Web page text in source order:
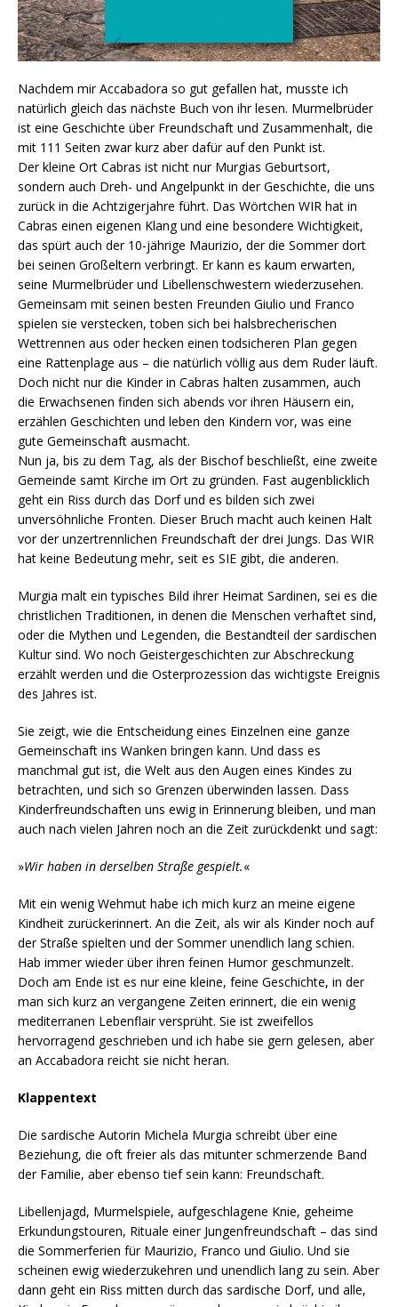
Nachdem mir Accabadora so gut gefallen hat, musste ich
natürlich gleich das nächste Buch von ihr lesen. Murmelbrüder
ist eine Geschichte über Freundschaft und Zusammenhalt, die
mit 111 Seiten zwar kurz aber dafür auf den Punkt ist.
Der kleine Ort Cabras ist nicht nur Murgias Geburtsort,
sondern auch Dreh- und Angelpunkt in der Geschichte, die uns
zurück in die Achtzigerjahre führt. Das Wörtchen WIR hat in
Cabras einen eigenen Klang und eine besondere Wichtigkeit,
das spürt auch der 10-jährige Maurizio, der die Sommer dort
bei seinen Großeltern verbringt. Er kann es kaum erwarten,
seine Murmelbrüder und Libellenschwestern wiederzusehen.
Gemeinsam mit seinen besten Freunden Giulio und Franco
spielen sie verstecken, toben sich bei halsbrecherischen
Wettrennen aus oder hecken einen todsicheren Plan gegen
eine Rattenplage aus – die natürlich völlig aus dem Ruder läuft.
Doch nicht nur die Kinder in Cabras halten zusammen, auch
die Erwachsenen finden sich abends vor ihren Häusern ein,
erzählen Geschichten und leben den Kindern vor, was eine
gute Gemeinschaft ausmacht.
Nun ja, bis zu dem Tag, als der Bischof beschließt, eine zweite
Gemeinde samt Kirche im Ort zu gründen. Fast augenblicklich
geht ein Riss durch das Dorf und es bilden sich zwei
unversöhnliche Fronten. Dieser Bruch macht auch keinen Halt
vor der unzertrennlichen Freundschaft der drei Jungs. Das WIR
hat keine Bedeutung mehr, seit es SIE gibt, die anderen.
Murgia malt ein typisches Bild ihrer Heimat Sardinen, sei es die
christlichen Traditionen, in denen die Menschen verhaftet sind,
oder die Mythen und Legenden, die Bestandteil der sardischen
Kultur sind. Wo noch Geistergeschichten zur Abschreckung
erzählt werden und die Osterprozession das wichtigste Ereignis
des Jahres ist.
Sie zeigt, wie die Entscheidung eines Einzelnen eine ganze
Gemeinschaft ins Wanken bringen kann. Und dass es
manchmal gut ist, die Welt aus den Augen eines Kindes zu
betrachten, und sich so Grenzen überwinden lassen. Dass
Kinderfreundschaften uns ewig in Erinnerung bleiben, und man
auch nach vielen Jahren noch an die Zeit zurückdenkt und sagt:
»Wir haben in derselben Straße gespielt.«
Mit ein wenig Wehmut habe ich mich kurz an meine eigene
Kindheit zurückerinnert. An die Zeit, als wir als Kinder noch auf
der Straße spielten und der Sommer unendlich lang schien.
Hab immer wieder über ihren feinen Humor geschmunzelt.
Doch am Ende ist es nur eine kleine, feine Geschichte, in der
man sich kurz an vergangene Zeiten erinnert, die ein wenig
mediterranen Lebenflair versprüht. Sie ist zweifellos
hervorragend geschrieben und ich habe sie gern gelesen, aber
an Accabadora reicht sie nicht heran.
Klappentext
Die sardische Autorin Michela Murgia schreibt über eine
Beziehung, die oft freier als das mitunter schmerzende Band
der Familie, aber ebenso tief sein kann: Freundschaft.
Libellenjagd, Murmelspiele, aufgeschlagene Knie, geheime
Erkundungstouren, Rituale einer Jungenfreundschaft – das sind
die Sommerferien für Maurizio, Franco und Giulio. Und sie
scheinen ewig wiederzukehren und unendlich lang zu sein. Aber
dann geht ein Riss mitten durch das sardische Dorf, und alle,